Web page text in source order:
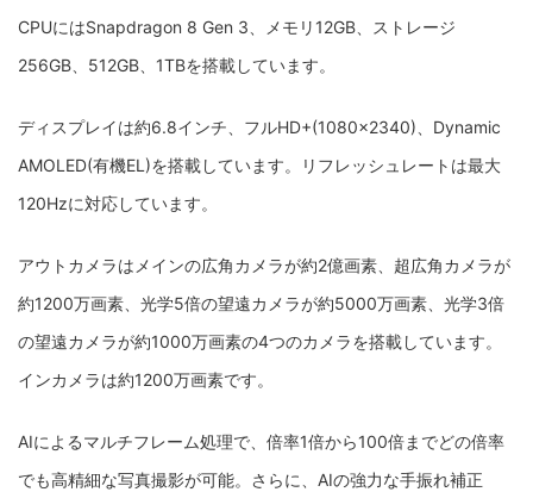
CPUにはSnapdragon 8 Gen 3、メモリ12GB、ストレージ
256GB、512GB、1TBを搭載しています。
ディスプレイは約6.8インチ、フルHD+(1080×2340)、Dynamic
AMOLED(有機EL)を搭載しています。リフレッシュレートは最大
120Hzに対応しています。
アウトカメラはメインの広角カメラが約2億画素、超広角カメラが
約1200万画素、光学5倍の望遠カメラが約5000万画素、光学3倍
の望遠カメラが約1000万画素の4つのカメラを搭載しています。
インカメラは約1200万画素です。
AIによるマルチフレーム処理で、倍率1倍から100倍までどの倍率
でも高精細な写真撮影が可能。さらに、AIの強力な手振れ補正